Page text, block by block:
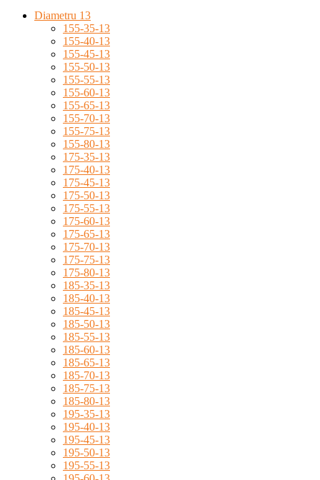
Diametru 13
155-35-13
155-40-13
155-45-13
155-50-13
155-55-13
155-60-13
155-65-13
155-70-13
155-75-13
155-80-13
175-35-13
175-40-13
175-45-13
175-50-13
175-55-13
175-60-13
175-65-13
175-70-13
175-75-13
175-80-13
185-35-13
185-40-13
185-45-13
185-50-13
185-55-13
185-60-13
185-65-13
185-70-13
185-75-13
185-80-13
195-35-13
195-40-13
195-45-13
195-50-13
195-55-13